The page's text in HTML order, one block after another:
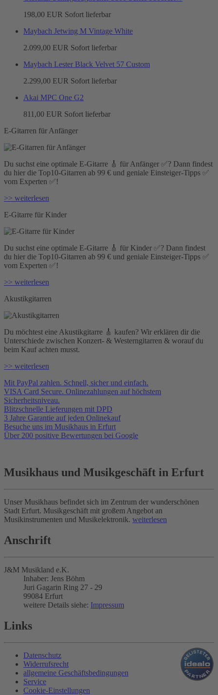
198,00 EUR Sofort lieferbar
Maybach Jetwing M Vintage White
2.099,00 EUR Sofort lieferbar
Maybach Lester Black Velvet 57 Custom
2.299,00 EUR Sofort lieferbar
Akai MPC One G2
811,00 EUR Sofort lieferbar
E-Gitarren für Anfänger
Du suchst eine optimale E-Gitarre 🎸 für Anfänger ✅? Dann findest
du hier die Top10-Gitarren ab 99 € und geniale Einsteiger-Tipps ✅
vom Experten ✅!
>> weiterlesen
E-Gitarre für Kinder
Du suchst eine optimale E-Gitarre 🎸 für Kinder ✅? Dann findest
du hier die Top10-Gitarren ab 99 € und geniale Einsteiger-Tipps ✅
vom Experten ✅!
>> weiterlesen
Akustikgitarren
Du möchtest eine Akustikgitarre 🎸 kaufen? Wir erklären dir die
Unterschiede zwischen Konzert- & Westerngitarren & worauf du
beim Kauf achten musst.
>> weiterlesen
Mit PayPal zahlen. Schnell, sicher und einfach.
VISA Card Secure. Onlinezahlungen auf höchstem
Sicherheitsniveau.
Blitzschnelle Lieferungen mit DPD
3 Jahre Garantie auf jeden Onlinekauf
Besuche uns im Musikhaus in Erfurt
Über 200 positive Bewertungen bei Google
Musikhaus und Musikgeschäft in Erfurt
Unser Musikhaus befindet sich im Zentrum der wunderschönen
Stadt Erfurt. Musikgeschäft mit großem Angebot an
Musikinstrumenten und Musikelektronik. weiterlesen
Anschrift
J&M Musikland e.K.
Inhaber: Jens Böhm
Juri Gagarin Ring 27 - 29
99084 Erfurt
weitere Details siehe: Impressum
Links
Datenschutz
Widerrufsrecht
allgemeine Geschäftsbedingungen
Service
Cookie-Einstellungen